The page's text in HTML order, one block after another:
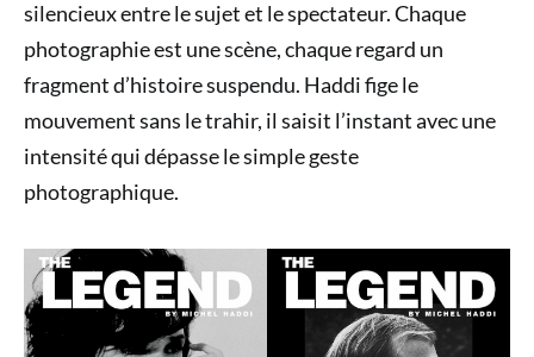
silencieux entre le sujet et le spectateur. Chaque
photographie est une scène, chaque regard un
fragment d’histoire suspendu. Haddi fige le
mouvement sans le trahir, il saisit l’instant avec une
intensité qui dépasse le simple geste
photographique.